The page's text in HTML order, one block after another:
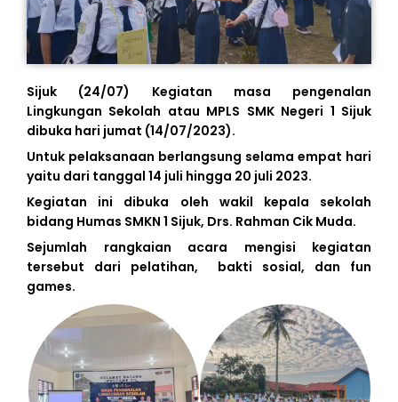
Sijuk (24/07) Kegiatan masa pengenalan
Lingkungan Sekolah atau MPLS SMK Negeri 1 Sijuk
dibuka hari jumat (14/07/2023).
Untuk pelaksanaan berlangsung selama empat hari
yaitu dari tanggal 14 juli hingga 20 juli 2023.
Kegiatan ini dibuka oleh wakil kepala sekolah
bidang Humas SMKN 1 Sijuk, Drs. Rahman Cik Muda.
Sejumlah rangkaian acara mengisi kegiatan
tersebut dari pelatihan, bakti sosial, dan fun
games.